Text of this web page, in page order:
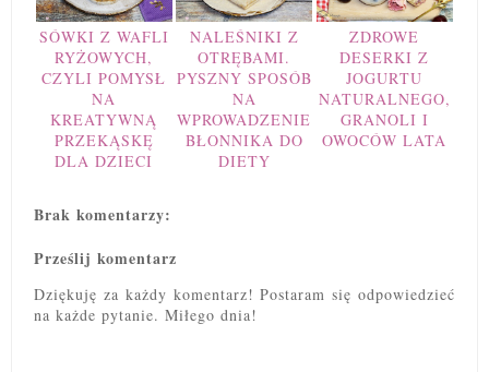
SÓWKI Z WAFLI
RYŻOWYCH,
CZYLI POMYSŁ
NA
KREATYWNĄ
PRZEKĄSKĘ
DLA DZIECI
NALEŚNIKI Z
OTRĘBAMI.
PYSZNY SPOSÓB
NA
WPROWADZENIE
BŁONNIKA DO
DIETY
ZDROWE
DESERKI Z
JOGURTU
NATURALNEGO,
GRANOLI I
OWOCÓW LATA
Brak komentarzy:
Prześlij komentarz
Dziękuję za każdy komentarz! Postaram się odpowiedzieć
na każde pytanie. Miłego dnia!